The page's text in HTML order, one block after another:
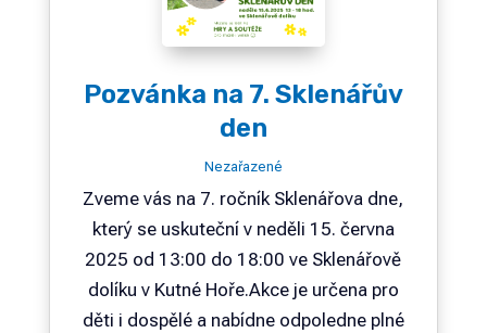
Pozvánka na 7. Sklenářův
den
Nezařazené
Zveme vás na 7. ročník Sklenářova dne,
který se uskuteční v neděli 15. června
2025 od 13:00 do 18:00 ve Sklenářově
dolíku v Kutné Hoře.Akce je určena pro
děti i dospělé a nabídne odpoledne plné